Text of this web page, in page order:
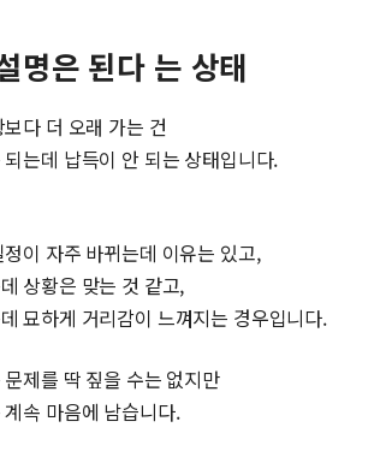
명은 된다 는 상태
다 더 오래 가는 건
는데 납득이 안 되는 상태입니다.
이 자주 바뀌는데 이유는 있고,
상황은 맞는 것 같고,
묘하게 거리감이 느껴지는 경우입니다.
제를 딱 짚을 수는 없지만
속 마음에 남습니다.